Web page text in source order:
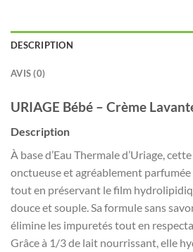
DESCRIPTION
AVIS (0)
URIAGE Bébé – Crème
Description
À base d’Eau Thermale d’Uriage,
onctueuse et agréablement
tout en préservant le film
douce et souple. Sa formule sans
élimine les impuretés tout en
Grâce à 1/3 de lait nourrissant, elle